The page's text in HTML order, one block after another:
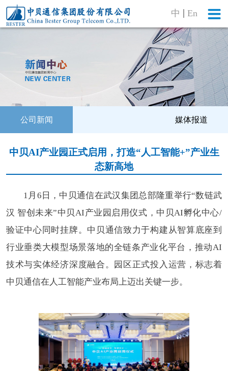
中 En
公司新闻 媒体报道
中贝AI产业园正式启用，打造“人工智能+”产业生
态新高地
1月6日，中贝通信在武汉集团总部隆重举行“数链武
汉 智创未来”中贝AI产业园启用仪式，中贝AI孵化中心/
验证中心同时挂牌。中贝通信致力于构建从智算底座到
行业垂类大模型场景落地的全链条产业化平台，推动AI
技术与实体经济深度融合。园区正式投入运营，标志着
中贝通信在人工智能产业布局上迈出关键一步。